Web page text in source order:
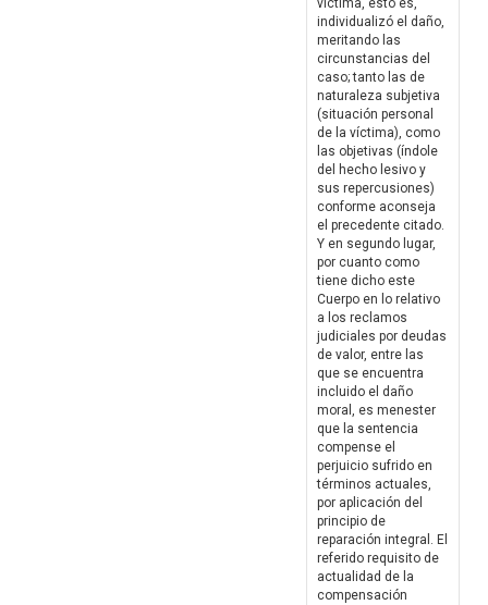
víctima, esto es,
individualizó el daño,
meritando las
circunstancias del
caso; tanto las de
naturaleza subjetiva
(situación personal
de la víctima), como
las objetivas (índole
del hecho lesivo y
sus repercusiones)
conforme aconseja
el precedente citado.
Y en segundo lugar,
por cuanto como
tiene dicho este
Cuerpo en lo relativo
a los reclamos
judiciales por deudas
de valor, entre las
que se encuentra
incluido el daño
moral, es menester
que la sentencia
compense el
perjuicio sufrido en
términos actuales,
por aplicación del
principio de
reparación integral. El
referido requisito de
actualidad de la
compensación